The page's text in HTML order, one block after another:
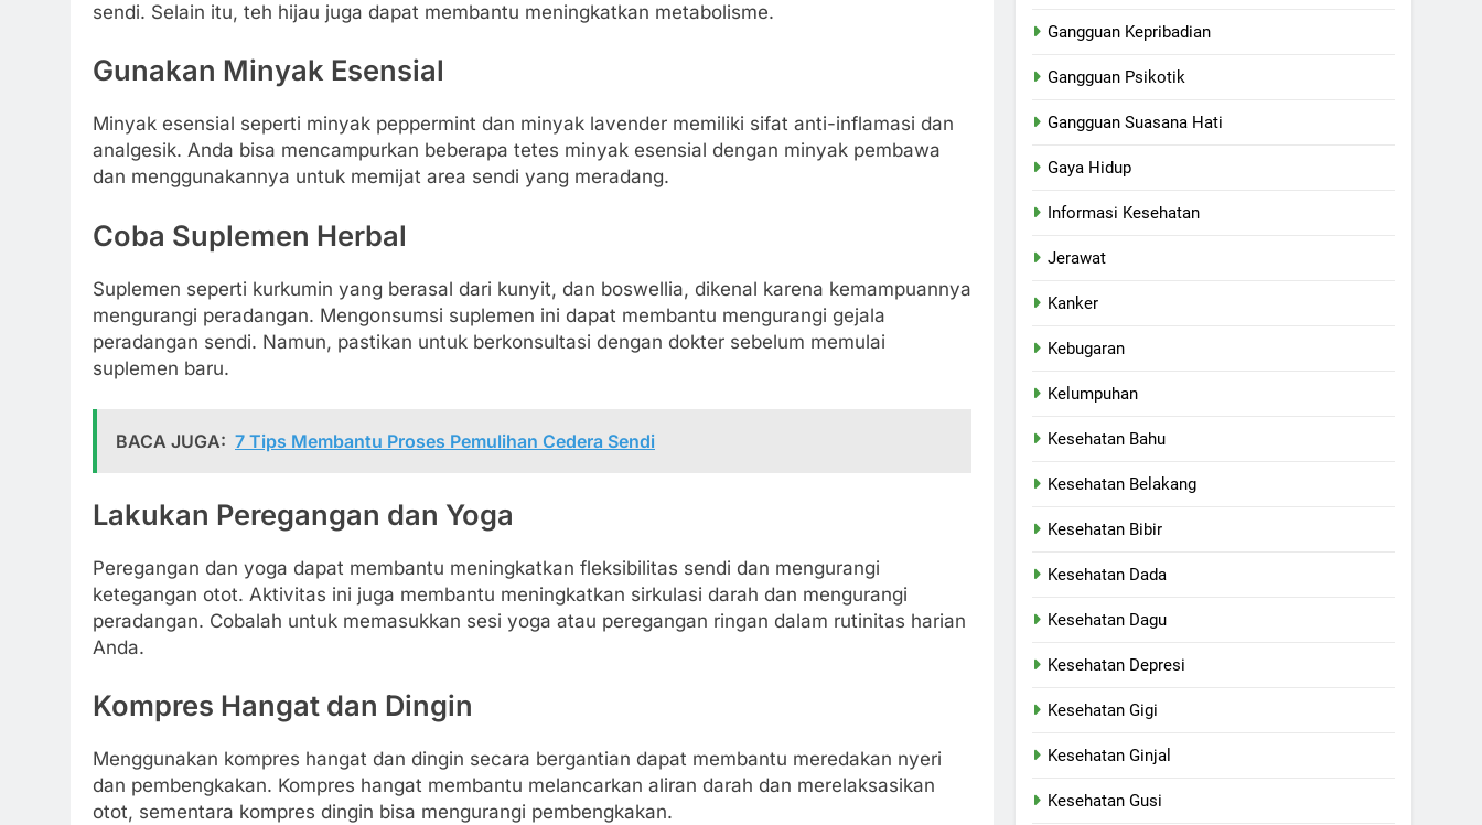
sendi. Selain itu, teh hijau juga dapat membantu meningkatkan metabolisme.
Gunakan Minyak Esensial
Minyak esensial seperti minyak peppermint dan minyak lavender memiliki sifat anti-inflamasi dan
analgesik. Anda bisa mencampurkan beberapa tetes minyak esensial dengan minyak pembawa
dan menggunakannya untuk memijat area sendi yang meradang.
Coba Suplemen Herbal
Suplemen seperti kurkumin yang berasal dari kunyit, dan boswellia, dikenal karena kemampuannya
mengurangi peradangan. Mengonsumsi suplemen ini dapat membantu mengurangi gejala
peradangan sendi. Namun, pastikan untuk berkonsultasi dengan dokter sebelum memulai
suplemen baru.
BACA JUGA: 7 Tips Membantu Proses Pemulihan Cedera Sendi
Lakukan Peregangan dan Yoga
Peregangan dan yoga dapat membantu meningkatkan fleksibilitas sendi dan mengurangi
ketegangan otot. Aktivitas ini juga membantu meningkatkan sirkulasi darah dan mengurangi
peradangan. Cobalah untuk memasukkan sesi yoga atau peregangan ringan dalam rutinitas harian
Anda.
Kompres Hangat dan Dingin
Menggunakan kompres hangat dan dingin secara bergantian dapat membantu meredakan nyeri
dan pembengkakan. Kompres hangat membantu melancarkan aliran darah dan merelaksasikan
otot, sementara kompres dingin bisa mengurangi pembengkakan.
Gangguan Kepribadian
Gangguan Psikotik
Gangguan Suasana Hati
Gaya Hidup
Informasi Kesehatan
Jerawat
Kanker
Kebugaran
Kelumpuhan
Kesehatan Bahu
Kesehatan Belakang
Kesehatan Bibir
Kesehatan Dada
Kesehatan Dagu
Kesehatan Depresi
Kesehatan Gigi
Kesehatan Ginjal
Kesehatan Gusi